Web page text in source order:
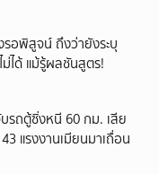
อพิสูจน์ ถึงว่ายังระบุ
ม่ได้ แม้รู้ผลชันสูตร!
รถตู้ซิ่งหนี 60 กม. เสีย
แรงงานเมียนมาเถื่อน